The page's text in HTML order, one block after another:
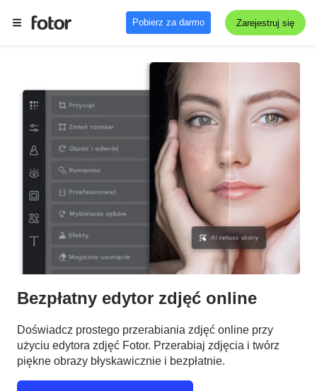
Pobierz za darmo Zarejestruj się
Bezpłatny edytor zdjęć online
Doświadcz prostego przerabiania zdjęć online przy
użyciu edytora zdjęć Fotor. Przerabiaj zdjęcia i twórz
piękne obrazy błyskawicznie i bezpłatnie.